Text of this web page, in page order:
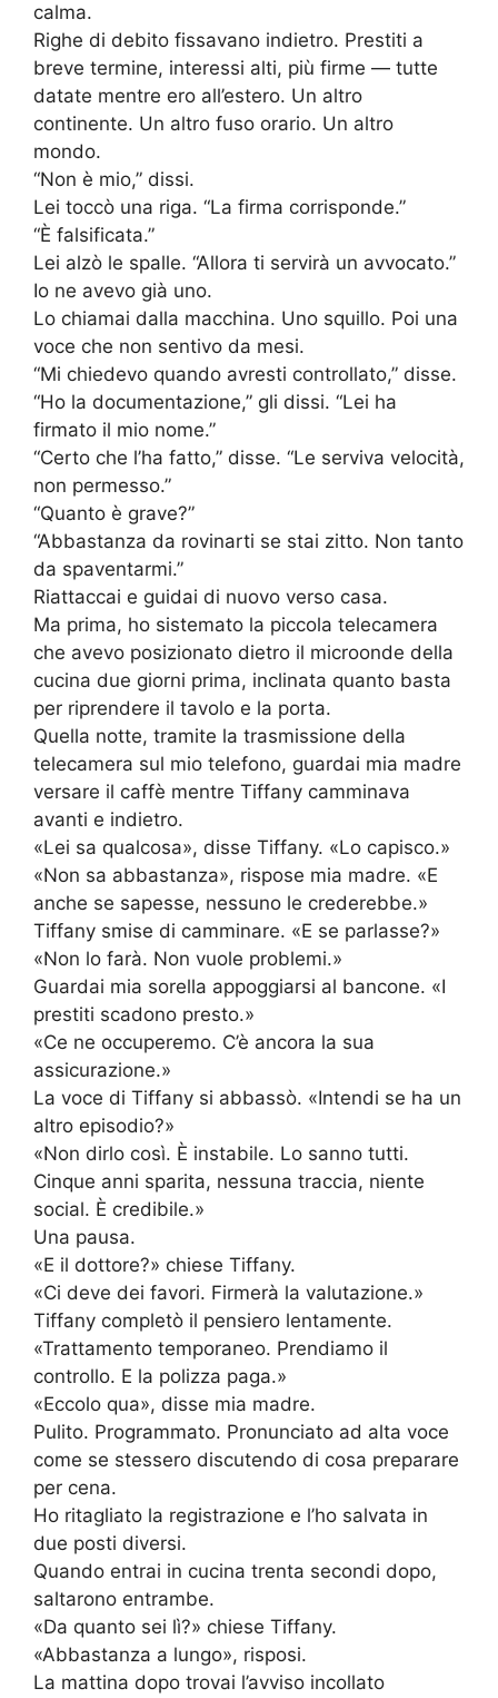
calma.
Righe di debito fissavano indietro. Prestiti a
breve termine, interessi alti, più firme — tutte
datate mentre ero all’estero. Un altro
continente. Un altro fuso orario. Un altro
mondo.
“Non è mio,” dissi.
Lei toccò una riga. “La firma corrisponde.”
“È falsificata.”
Lei alzò le spalle. “Allora ti servirà un avvocato.”
Io ne avevo già uno.
Lo chiamai dalla macchina. Uno squillo. Poi una
voce che non sentivo da mesi.
“Mi chiedevo quando avresti controllato,” disse.
“Ho la documentazione,” gli dissi. “Lei ha
firmato il mio nome.”
“Certo che l’ha fatto,” disse. “Le serviva velocità,
non permesso.”
“Quanto è grave?”
“Abbastanza da rovinarti se stai zitto. Non tanto
da spaventarmi.”
Riattaccai e guidai di nuovo verso casa.
Ma prima, ho sistemato la piccola telecamera
che avevo posizionato dietro il microonde della
cucina due giorni prima, inclinata quanto basta
per riprendere il tavolo e la porta.
Quella notte, tramite la trasmissione della
telecamera sul mio telefono, guardai mia madre
versare il caffè mentre Tiffany camminava
avanti e indietro.
«Lei sa qualcosa», disse Tiffany. «Lo capisco.»
«Non sa abbastanza», rispose mia madre. «E
anche se sapesse, nessuno le crederebbe.»
Tiffany smise di camminare. «E se parlasse?»
«Non lo farà. Non vuole problemi.»
Guardai mia sorella appoggiarsi al bancone. «I
prestiti scadono presto.»
«Ce ne occuperemo. C’è ancora la sua
assicurazione.»
La voce di Tiffany si abbassò. «Intendi se ha un
altro episodio?»
«Non dirlo così. È instabile. Lo sanno tutti.
Cinque anni sparita, nessuna traccia, niente
social. È credibile.»
Una pausa.
«E il dottore?» chiese Tiffany.
«Ci deve dei favori. Firmerà la valutazione.»
Tiffany completò il pensiero lentamente.
«Trattamento temporaneo. Prendiamo il
controllo. E la polizza paga.»
«Eccolo qua», disse mia madre.
Pulito. Programmato. Pronunciato ad alta voce
come se stessero discutendo di cosa preparare
per cena.
Ho ritagliato la registrazione e l’ho salvata in
due posti diversi.
Quando entrai in cucina trenta secondi dopo,
saltarono entrambe.
«Da quanto sei lì?» chiese Tiffany.
«Abbastanza a lungo», risposi.
La mattina dopo trovai l’avviso incollato